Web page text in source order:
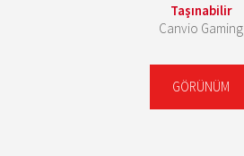
Taşınabilir
Canvio Gaming
GÖRÜNÜM